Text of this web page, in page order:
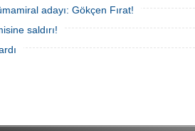
adayı: Gökçen Fırat!
saldırı!